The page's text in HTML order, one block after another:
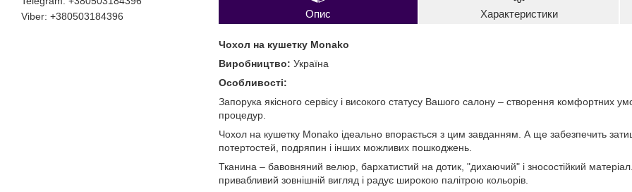
Viber +380503184396 Опис Характеристики
Чохол на кушетку Monako
Виробництво: Україна
Особливості:
Запорука якісного сервісу і високого статусу Вашого салону – створення комфортних
процедур.
Чохол на кушетку Monako ідеально впорається з цим завданням. А ще забезпечить
потертостей, подряпин і інших можливих пошкоджень.
Тканина – бавовняний велюр, бархатистий на дотик, "дихаючий" і зносостійкий
привабливий зовнішній вигляд і радує широкою палітрою кольорів.